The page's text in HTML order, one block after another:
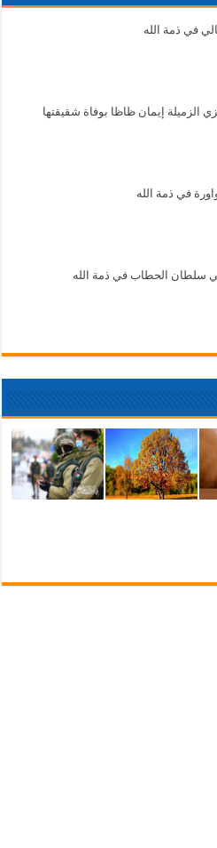
في ذمة الله
الزميلة إيمان ظاظا بوفاة شقيقتها
في ذمة الله
سلطان الحطاب في ذمة الله